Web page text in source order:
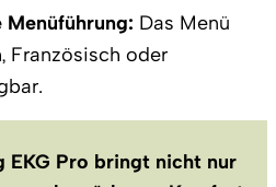
Das Menü
Französisch oder
EKG Pro bringt nicht nur